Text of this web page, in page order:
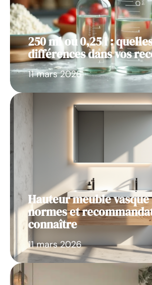
250 ml ou 0,25 l :
différences dans vos
11 mars 2026
Hauteur meuble vasque
normes et
connaître
11 mars 2026